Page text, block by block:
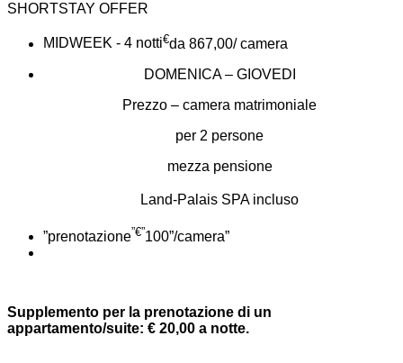
SHORTSTAY OFFER
MIDWEEK - 4 notti€da 867,00/ camera
DOMENICA – GIOVEDI
Prezzo – camera matrimoniale
per 2 persone
mezza pensione
Land-Palais SPA incluso
”prenotazione”€”100”/camera”
Supplemento per la prenotazione di un
appartamento/suite: € 20,00 a notte.